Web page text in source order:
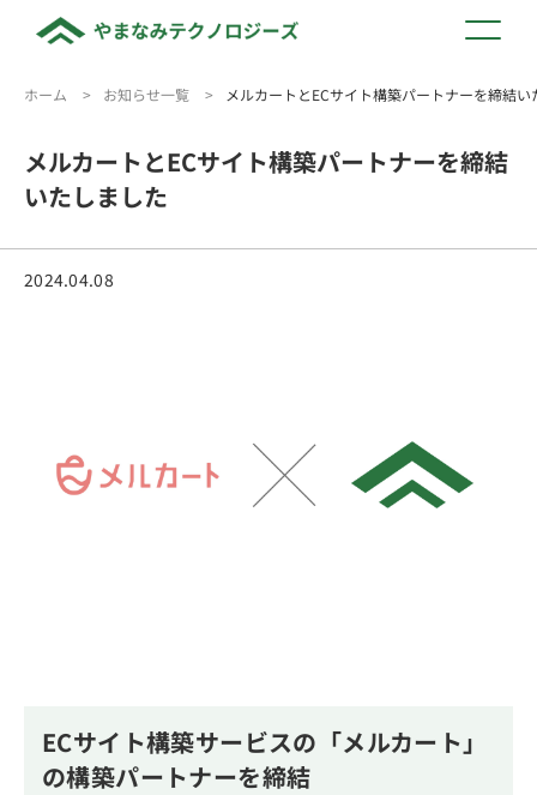
ホーム > お知らせ一覧 > メルカートとECサイト構築パートナーを締結い
メルカートとECサイト構築パートナーを締結
いたしました
2024.04.08
ECサイト構築サービスの「メルカート」
の構築パートナーを締結